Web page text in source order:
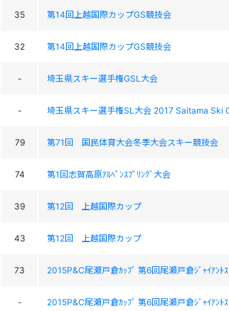
35 第14回上越国際カップGS競技会
32 第14回上越国際カップGS競技会
- 埼玉県スキー選手権GSL大会
- 埼玉県スキー選手権SL大会 2017 Saitama Ski
79 第71回 国民体育大会冬季大会スキー競技会
74 第1回志賀高原ｱﾙﾍﾟﾝｽﾌﾟﾘﾝｸﾞ大会
39 第12回 上越国際カップ
43 第12回 上越国際カップ
73 2015P&C尾瀬戸倉ｶｯﾌﾟ 第6回尾瀬戸倉ｼﾞｬｲｱﾝﾄ
- 2015P&C尾瀬戸倉ｶｯﾌﾟ 第6回尾瀬戸倉ｼﾞｬｲｱﾝﾄ